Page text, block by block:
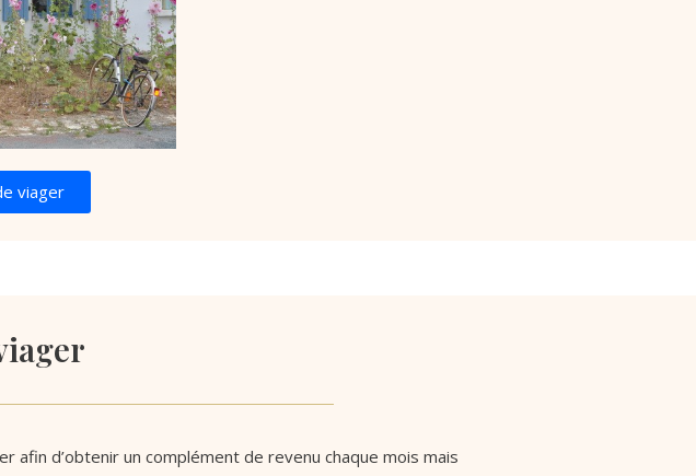
viager
afin d’obtenir un complément de revenu chaque mois mais